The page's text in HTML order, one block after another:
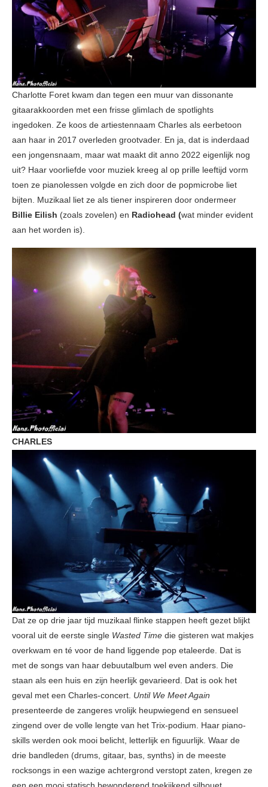
Charlotte Foret kwam dan tegen een muur van dissonante
gitaarakkoorden met een frisse glimlach de spotlights
ingedoken. Ze koos de artiestennaam Charles als eerbetoon
aan haar in 2017 overleden grootvader. En ja, dat is inderdaad
een jongensnaam, maar wat maakt dit anno 2022 eigenlijk nog
uit? Haar voorliefde voor muziek kreeg al op prille leeftijd vorm
toen ze pianolessen volgde en zich door de popmicrobe liet
bijten. Muzikaal liet ze als tiener inspireren door ondermeer
Billie Eilish (zoals zovelen) en Radiohead (wat minder evident
aan het worden is).
CHARLES
Dat ze op drie jaar tijd muzikaal flinke stappen heeft gezet blijkt
vooral uit de eerste single Wasted Time die gisteren wat makjes
overkwam en té voor de hand liggende pop etaleerde. Dat is
met de songs van haar debuutalbum wel even anders. Die
staan als een huis en zijn heerlijk gevarieerd. Dat is ook het
geval met een Charles-concert. Until We Meet Again
presenteerde de zangeres vrolijk heupwiegend en sensueel
zingend over de volle lengte van het Trix-podium. Haar piano-
skills werden ook mooi belicht, letterlijk en figuurlijk. Waar de
drie bandleden (drums, gitaar, bas, synths) in de meeste
rocksongs in een wazige achtergrond verstopt zaten, kregen ze
een een mooi statisch bewonderend toekijkend silhouet